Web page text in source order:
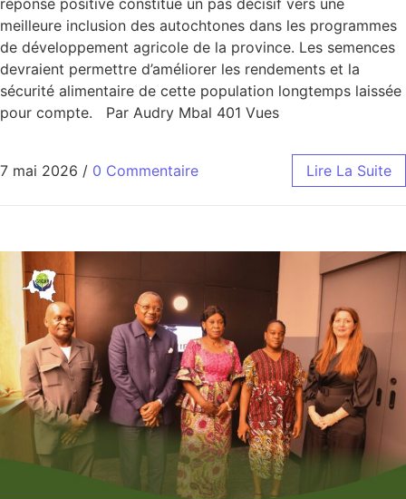
meilleure inclusion des autochtones dans les programmes
de développement agricole de la province. Les semences
devraient permettre d’améliorer les rendements et la
sécurité alimentaire de cette population longtemps laissée
pour compte. Par Audry Mbal 401 Vues
7 mai 2026 / 0 Commentaire Lire La Suite